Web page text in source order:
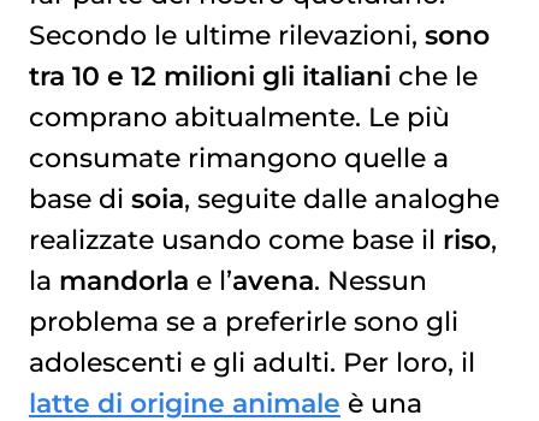
Secondo le ultime rilevazioni, sono
tra 10 e 12 milioni gli italiani che le
comprano abitualmente. Le più
consumate rimangono quelle a
base di soia, seguite dalle analoghe
realizzate usando come base il riso,
la mandorla e l’avena. Nessun
problema se a preferirle sono gli
adolescenti e gli adulti. Per loro, il
latte di origine animale è una